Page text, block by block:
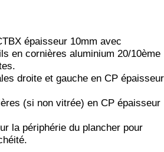
épaisseur 10mm avec
en cornières aluminium 20/10ème
droite et gauche en CP épaisseur
(si non vitrée) en CP épaisseur
la périphérie du plancher pour